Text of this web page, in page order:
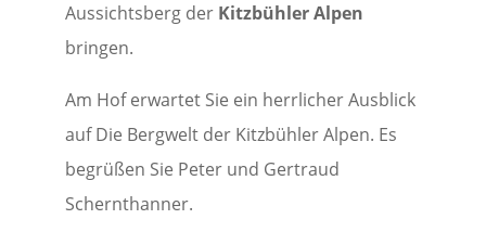
Aussichtsberg der Kitzbühler Alpen
bringen.
Am Hof erwartet Sie ein herrlicher Ausblick
auf Die Bergwelt der Kitzbühler Alpen. Es
begrüßen Sie Peter und Gertraud
Schernthanner.